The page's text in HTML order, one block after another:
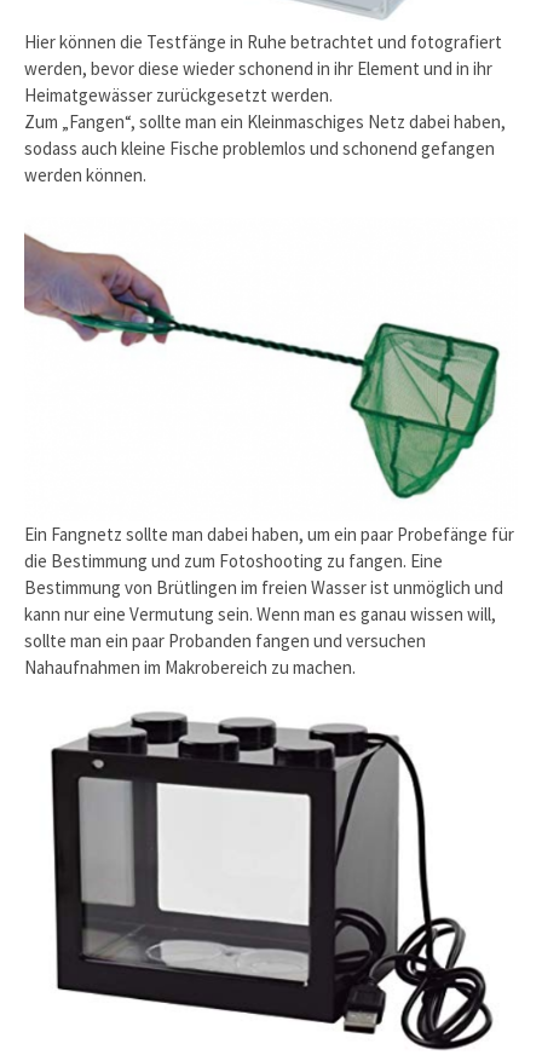
Hier können die Testfänge in Ruhe betrachtet und fotografiert
werden, bevor diese wieder schonend in ihr Element und in ihr
Heimatgewässer zurückgesetzt werden.
Zum „Fangen“, sollte man ein Kleinmaschiges Netz dabei haben,
sodass auch kleine Fische problemlos und schonend gefangen
werden können.
Ein Fangnetz sollte man dabei haben, um ein paar Probefänge für
die Bestimmung und zum Fotoshooting zu fangen. Eine
Bestimmung von Brütlingen im freien Wasser ist unmöglich und
kann nur eine Vermutung sein. Wenn man es ganau wissen will,
sollte man ein paar Probanden fangen und versuchen
Nahaufnahmen im Makrobereich zu machen.